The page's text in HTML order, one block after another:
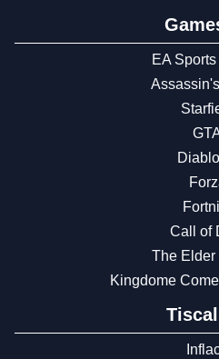
EA
Call of
The Elder
Kingdome